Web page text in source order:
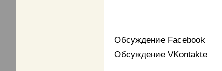
Обсуждение Facebook
Обсуждение VKontakte